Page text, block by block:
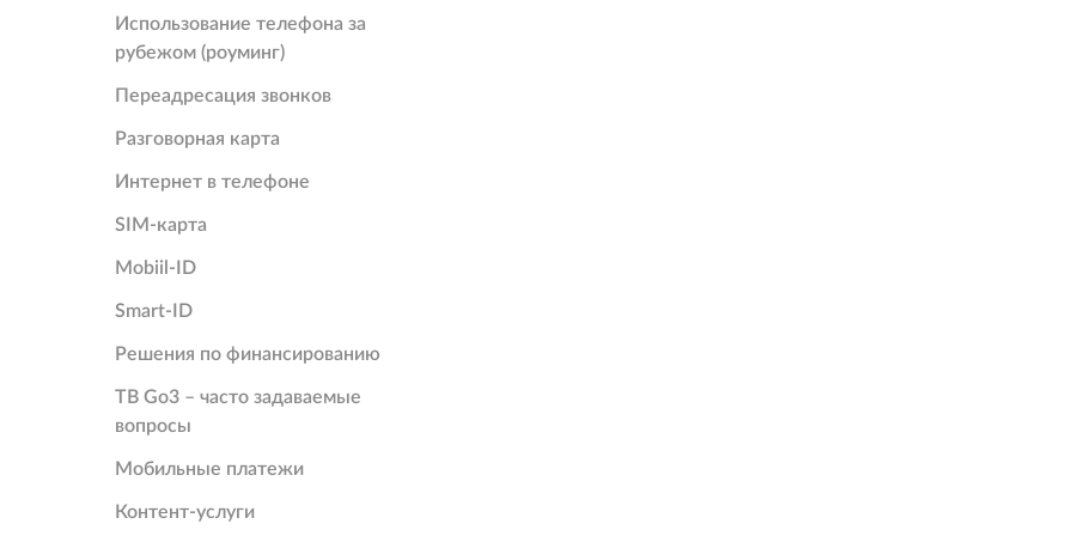
Использование телефона за
рубежом (pоуминг)
Переадресация звонков
Разговорная карта
Интернет в телефоне
SIM-карта
Mobiil-ID
Smart-ID
Решения по финансированию
TB Go3 – часто задаваемые
вопросы
Mобильные платежи
Контент-услуги